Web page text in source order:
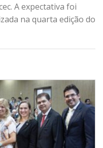
A expectativa foi
na quarta edição do